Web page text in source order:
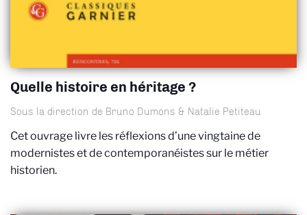
Quelle histoire en héritage ?
Sous la direction de Bruno Dumons & Natalie Petiteau
Cet ouvrage livre les réflexions d’une vingtaine de
modernistes et de contemporanéistes sur le métier
historien.